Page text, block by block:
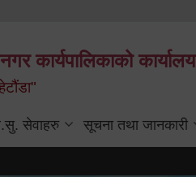
कार्यपालिकाको कार्यालय
सेवाहरु सूचना तथा जानकारी